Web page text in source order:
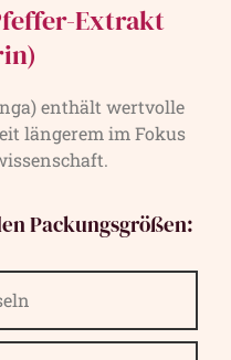
Extrakt
enthält wertvolle
längerem im Fokus
Packungsgrößen: